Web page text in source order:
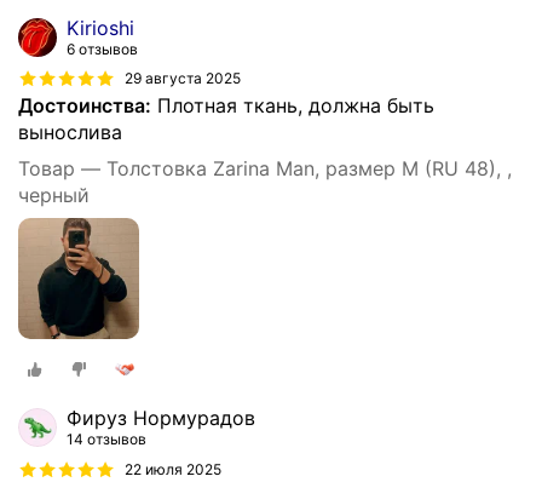
Kirioshi
6 отзывов
29 августа 2025
Достоинства: Плотная ткань, должна быть
вынослива
Товар — Толстовка Zarina Man, размер M (RU 48), ,
черный
Фируз Нормурадов
14 отзывов
22 июля 2025